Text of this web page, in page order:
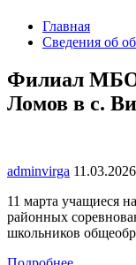
Главная
Сведения об
Филиал
Ломов в с.
adminvirga 11.03.2026
11 марта учащиеся
районных
школьников